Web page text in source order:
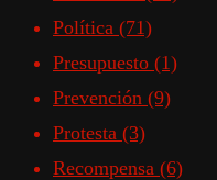
Política (71)
Presupuesto (1)
Prevención (9)
Protesta (3)
Recompensa (6)